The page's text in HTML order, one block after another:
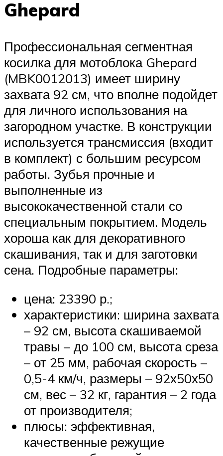
Ghepard
Профессиональная сегментная
косилка для мотоблока Ghepard
(MBK0012013) имеет ширину
захвата 92 см, что вполне подойдет
для личного использования на
загородном участке. В конструкции
используется трансмиссия (входит
в комплект) с большим ресурсом
работы. Зубья прочные и
выполненные из
высококачественной стали со
специальным покрытием. Модель
хороша как для декоративного
скашивания, так и для заготовки
сена. Подробные параметры:
цена: 23390 р.;
характеристики: ширина захвата
– 92 см, высота скашиваемой
травы – до 100 см, высота среза
– от 25 мм, рабочая скорость –
0,5-4 км/ч, размеры – 92х50х50
см, вес – 32 кг, гарантия – 2 года
от производителя;
плюсы: эффективная,
качественные режущие